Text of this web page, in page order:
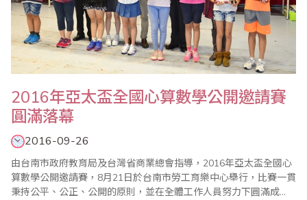
2016年亞太盃全國心算數學公開邀請賽
圓滿落幕
2016-09-26
由台南市政府教育局及台灣省商業總會指導，2016年亞太盃全國心
算數學公開邀請賽，8月21日於台南市勞工育樂中心舉行，比賽一貫
秉持公平、公正、公開的原則，並在全體工作人員努力下圓滿成